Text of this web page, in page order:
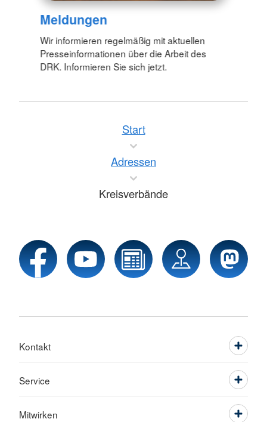
Meldungen
Wir informieren regelmäßig mit aktuellen
Presseinformationen über die Arbeit des
DRK. Informieren Sie sich jetzt.
Start
Adressen
Kreisverbände
Kontakt
Service
Mitwirken